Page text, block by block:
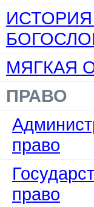
МЯГКАЯ
ПРАВО
право
право